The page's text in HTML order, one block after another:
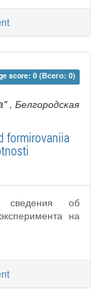
score: 0 (Всего: 0)
, Белгородская
formirovaniia
сведения об
на